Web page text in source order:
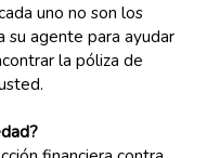
uno no son los
su agente para ayudar
la póliza de